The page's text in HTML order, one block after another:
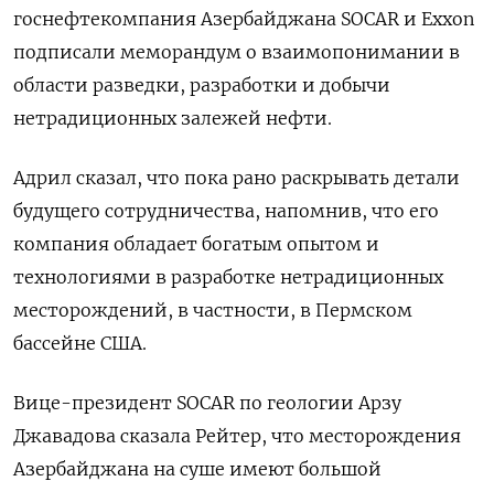
госнефтекомпания Азербайджана SOCAR и Exxon
подписали меморандум о взаимопонимании в
области разведки, разработки и добычи
нетрадиционных залежей нефти.
Адрил сказал, что пока рано раскрывать детали
будущего сотрудничества, напомнив, что его
компания обладает богатым опытом и
технологиями в разработке нетрадиционных
месторождений, в частности, в Пермском
бассейне США.
Вице-президент SOCAR по геологии Арзу
Джавадова сказала Рейтер, что месторождения
Азербайджана на суше имеют большой